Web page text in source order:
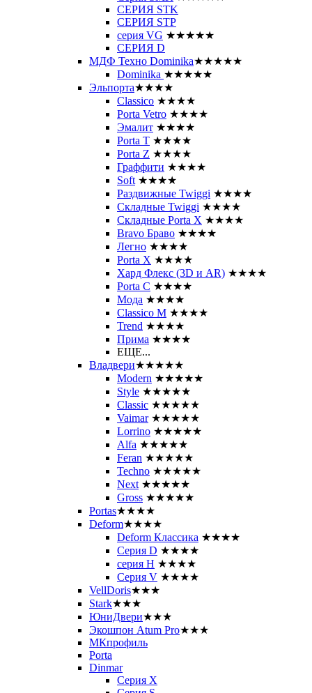
СЕРИЯ STK
СЕРИЯ STP
серия VG ★★★★★
СЕРИЯ D
МДФ Техно Dominika★★★★★
Dominika ★★★★★
Эльпорта★★★★
Classico ★★★★
Porta Vetro ★★★★
Эмалит ★★★★
Porta T ★★★★
Porta Z ★★★★
Граффити ★★★★
Soft ★★★★
Раздвижные Twiggi ★★★★
Складные Twiggi ★★★★
Складные Porta X ★★★★
Bravo Браво ★★★★
Легно ★★★★
Porta X ★★★★
Хард Флекс (3D и AR) ★★★★
Porta C ★★★★
Мода ★★★★
Classico M ★★★★
Trend ★★★★
Прима ★★★★
ЕЩЕ...
Владвери★★★★★
Modern ★★★★★
Style ★★★★★
Classic ★★★★★
Vaimar ★★★★★
Lorrino ★★★★★
Alfa ★★★★★
Feran ★★★★★
Techno ★★★★★
Next ★★★★★
Gross ★★★★★
Portas★★★★
Deform★★★★
Deform Классика ★★★★
Серия D ★★★★
серия H ★★★★
Серия V ★★★★
VellDoris★★★
Stark★★★
ЮниДвери★★★
Экошпон Atum Pro★★★
МКпрофиль
Porta
Dinmar
Серия X